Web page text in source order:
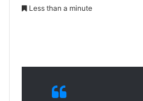
Less than a minute